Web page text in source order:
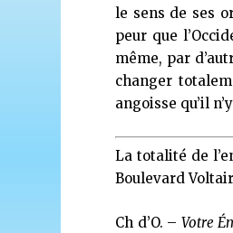
le sens de ses
peur que
même, par
changer
angoisse qu’il
La totalité de
Boulevard
Ch d’O. – Votre